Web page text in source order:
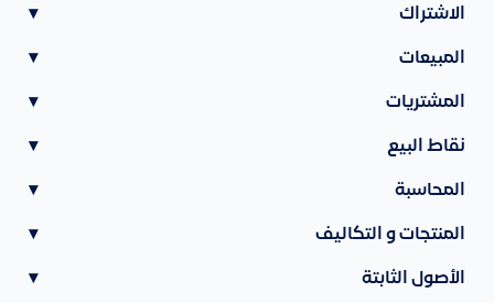
الاشتراك ▾
المبيعات ▾
المشتريات ▾
نقاط البيع ▾
المحاسبة ▾
المنتجات و التكاليف ▾
الأصول الثابتة ▾